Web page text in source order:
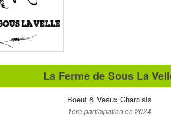
La Ferme de Sous La
Boeuf & Veaux Charolais
1ère participation en 2024